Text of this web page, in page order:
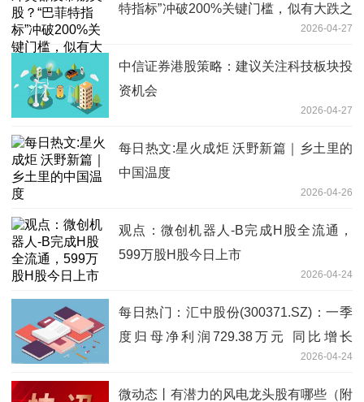
特指标”冲破200%关键门槛，似有大跌之
2026-04-27
中信证券港股策略：建议关注科技板块投
资机会
2026-04-27
每日热文:星火成炬 沃野新篇｜乡土里的
中国温度
2026-04-26
观点：微创机器人-B完成H股全流通，
599万股H股今日上市
2026-04-24
每日热门：汇中股份(300371.SZ)：一季
度归母净利润729.38万元 同比增长
2026-04-24
微动态丨有潜力的风电龙头股有哪些（附